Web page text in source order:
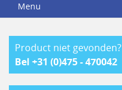
Menu
Product niet gevonden?
Bel +31 (0)475 - 470042